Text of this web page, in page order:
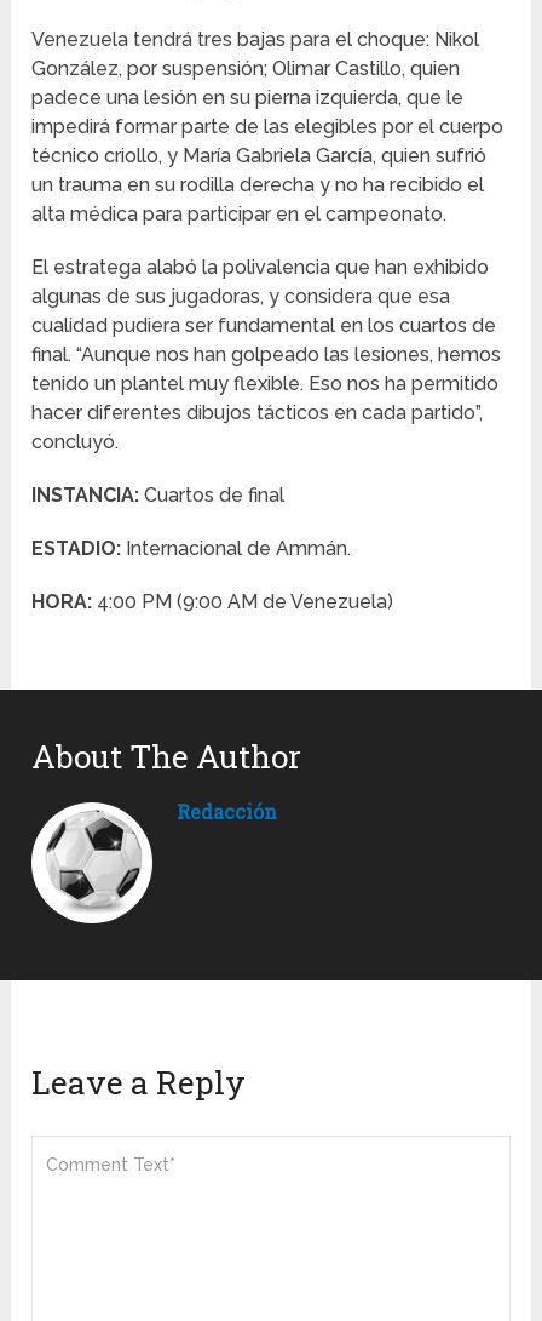
Venezuela tendrá tres bajas para el choque: Nikol
González, por suspensión; Olimar Castillo, quien
padece una lesión en su pierna izquierda, que le
impedirá formar parte de las elegibles por el cuerpo
técnico criollo, y María Gabriela García, quien sufrió
un trauma en su rodilla derecha y no ha recibido el
alta médica para participar en el campeonato.
El estratega alabó la polivalencia que han exhibido
algunas de sus jugadoras, y considera que esa
cualidad pudiera ser fundamental en los cuartos de
final. “Aunque nos han golpeado las lesiones, hemos
tenido un plantel muy flexible. Eso nos ha permitido
hacer diferentes dibujos tácticos en cada partido”,
concluyó.
INSTANCIA: Cuartos de final
ESTADIO: Internacional de Ammán.
HORA: 4:00 PM (9:00 AM de Venezuela)
About The Author
Redacción
Leave a Reply